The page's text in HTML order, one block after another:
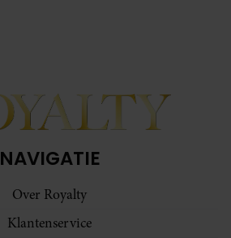
NAVIGATIE
Over Royalty
Klantenservice